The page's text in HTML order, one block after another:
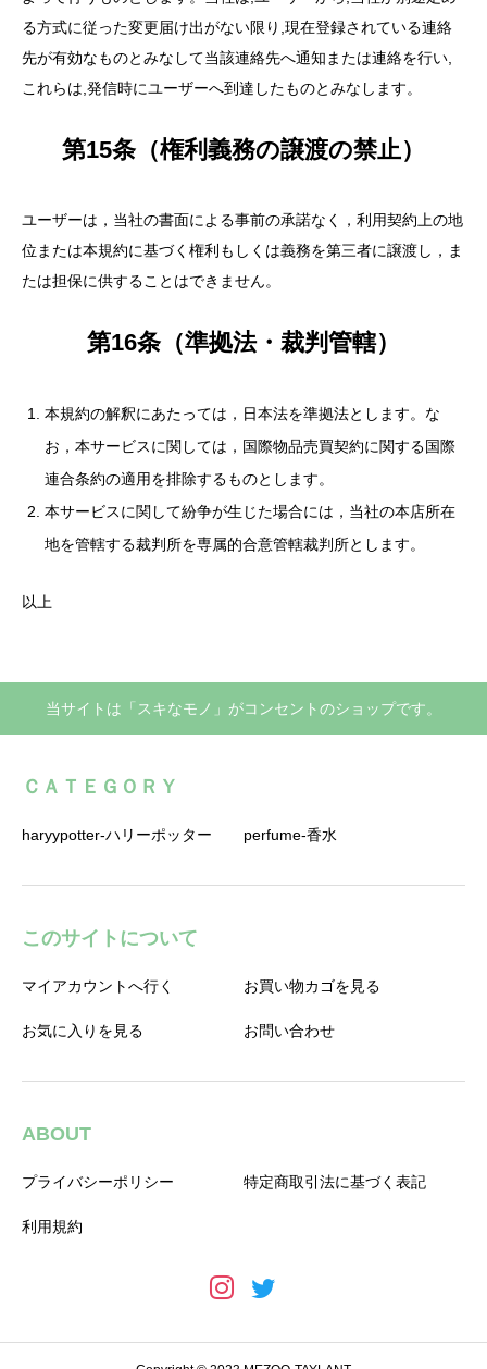
る方式に従った変更届け出がない限り,現在登録されている連絡
先が有効なものとみなして当該連絡先へ通知または連絡を行い,
これらは,発信時にユーザーへ到達したものとみなします。
第15条（権利義務の譲渡の禁止）
ユーザーは，当社の書面による事前の承諾なく，利用契約上の地
位または本規約に基づく権利もしくは義務を第三者に譲渡し，ま
たは担保に供することはできません。
第16条（準拠法・裁判管轄）
本規約の解釈にあたっては，日本法を準拠法とします。な
お，本サービスに関しては，国際物品売買契約に関する国際
連合条約の適用を排除するものとします。
本サービスに関して紛争が生じた場合には，当社の本店所在
地を管轄する裁判所を専属的合意管轄裁判所とします。
以上
当サイトは「スキなモノ」がコンセントのショップです。
ＣＡＴＥＧＯＲＹ
haryypotter-ハリーポッター perfume-香水
このサイトについて
マイアカウントへ行く お買い物カゴを見る
お気に入りを見る お問い合わせ
ABOUT
プライバシーポリシー 特定商取引法に基づく表記
利用規約